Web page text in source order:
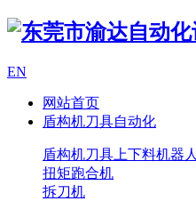
EN
网站首页
盾构机刀具自动化
盾构机刀具上下料机器人
扭矩跑合机
拆刀机